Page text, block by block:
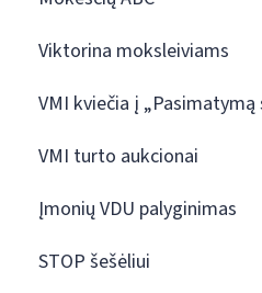
Viktorina moksleiviams
VMI kviečia į „Pasimatymą
VMI turto aukcionai
Įmonių VDU palyginimas
STOP šešėliui